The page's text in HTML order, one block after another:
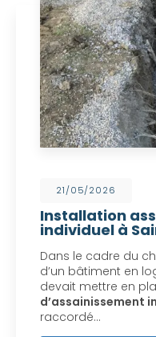
21/05/2026
Installation
individuel à
Dans le cadre du
d’un bâtiment en
devait mettre en
d’assainissement
raccordé…